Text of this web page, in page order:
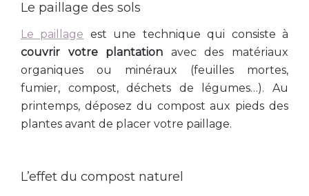
Le paillage des sols
Le paillage est une technique qui consiste à
couvrir votre plantation avec des matériaux
organiques ou minéraux (feuilles mortes,
fumier, compost, déchets de légumes…). Au
printemps, déposez du compost aux pieds des
plantes avant de placer votre paillage.
L’effet du compost naturel